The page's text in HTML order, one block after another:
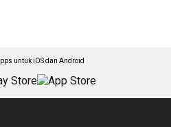
untuk iOS dan Android